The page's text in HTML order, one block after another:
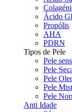
Ácido
Propólis
AHA
PDRN
Tipos de Pele
Pele
Pele
Pele
Pele
Pele
Anti Idade